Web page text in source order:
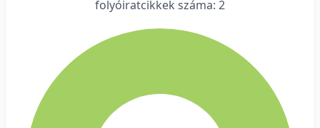
folyóiratcikkek száma: 2